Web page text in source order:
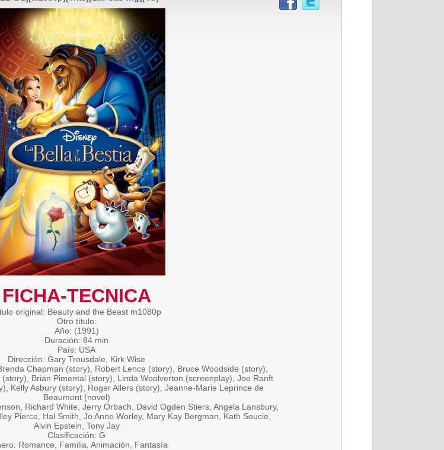
FICHA-TECNICA
original: Beauty and the Beast m1080p
Otro título:
Año: (1991)
Duración: 84 min
País: USA
Dirección: Gary Trousdale, Kirk Wise
Chapman (story), Robert Lence (story), Bruce Woodside (story),
Brian Pimental (story), Linda Woolverton (screenplay), Joe Ranft
Kelly Asbury (story), Roger Allers (story), Jeanne-Marie Leprince de
Beaumont (novel)
Richard White, Jerry Orbach, David Ogden Stiers, Angela Lansbury,
Pierce, Hal Smith, Jo Anne Worley, Mary Kay Bergman, Kath Soucie,
Alvin Epstein, Tony Jay
Clasificación: G
Romance, Familia, Animación, Fantasía